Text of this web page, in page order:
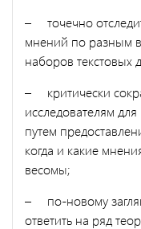
– точечно
мнений по разным
наборов текстовых
– критически
исследователям
путем
когда и какие
весомы;
– по-новому
ответить на ряд